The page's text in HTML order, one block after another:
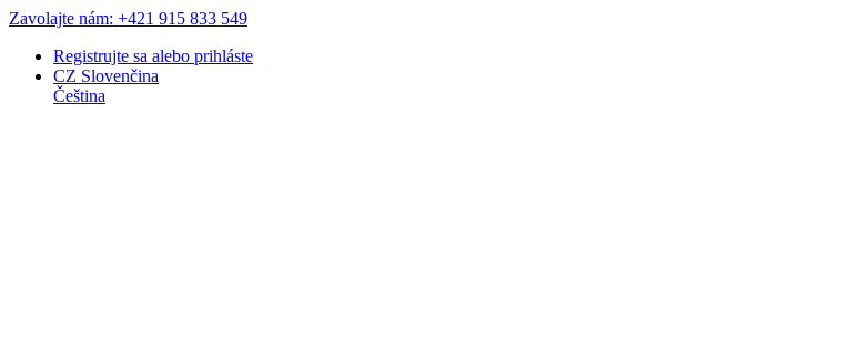
Zavolajte nám: +421 915 833 549
Registrujte sa alebo prihláste
CZ Slovenčina
Čeština